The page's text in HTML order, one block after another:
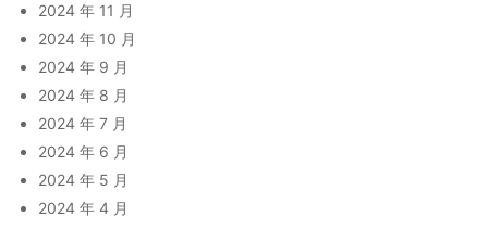
2024 年 11 月
2024 年 10 月
2024 年 9 月
2024 年 8 月
2024 年 7 月
2024 年 6 月
2024 年 5 月
2024 年 4 月